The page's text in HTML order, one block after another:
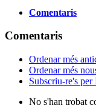
Comentaris
Comentaris
Ordenar més
Ordenar més
Subscriu-re's per
No s'han trobat